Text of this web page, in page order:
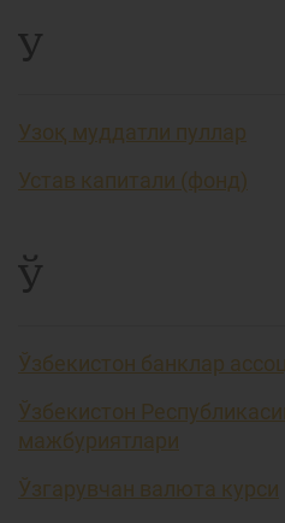
У
Узоқ муддатли пуллар
Устав капитали (фонд)
Ў
Ўзбекистон банклар
Ўзбекистон
мажбуриятлари
Ўзгарувчан валюта курси